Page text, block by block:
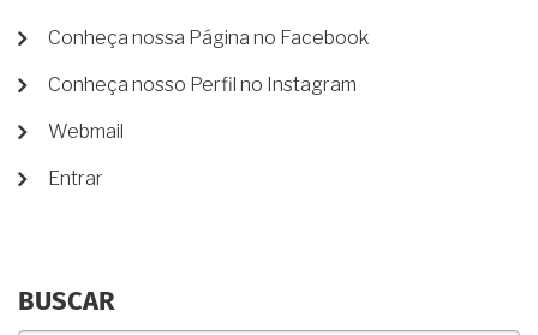
SE
EU
NÃO
ATUALIZAR
MENU
CONTA
DE
Conheça nossa Página no Facebook
Conheça nosso Perfil no Instagram
Webmail
Entrar
BUSCAR